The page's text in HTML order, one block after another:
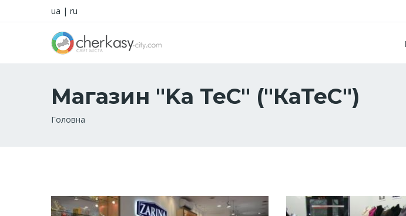
ua | ru
Магазин "Ka TeC" ("КаТеС")
Рядок
Головна